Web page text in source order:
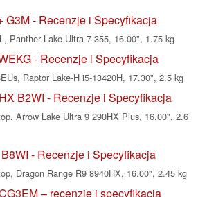
G3M - Recenzje i Specyfikacja
Panther Lake Ultra 7 355, 16.00", 1.75 kg
- Recenzje i Specyfikacja
Raptor Lake-H i5-13420H, 17.30", 2.5 kg
B2WI - Recenzje i Specyfikacja
Arrow Lake Ultra 9 290HX Plus, 16.00", 2.6
- Recenzje i Specyfikacja
Dragon Range R9 8940HX, 16.00", 2.45 kg
– recenzje i specyfikacja